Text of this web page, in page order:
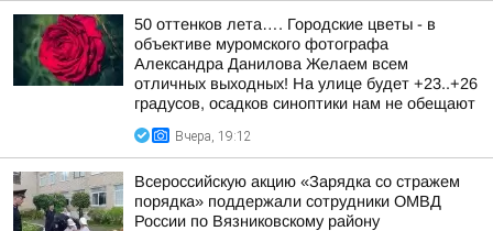
50 оттенков лета…. Городские цветы - в
объективе муромского фотографа
Александра Данилова Желаем всем
отличных выходных! На улице будет +23..+26
градусов, осадков синоптики нам не обещают
Вчера, 19:12
Всероссийскую акцию «Зарядка со стражем
порядка» поддержали сотрудники ОМВД
России по Вязниковскому району